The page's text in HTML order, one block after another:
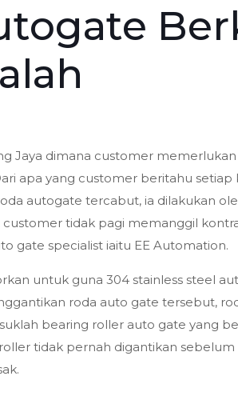
Jaya dimana customer
apa yang customer beritahu
autogate tercabut, ia dilakukan
customer tidak pagi memanggil
gate specialist iaitu EE Automation.
untuk guna 304 stainless steel
roda auto gate tersebut,
bearing roller auto gate yang
tidak pernah digantikan